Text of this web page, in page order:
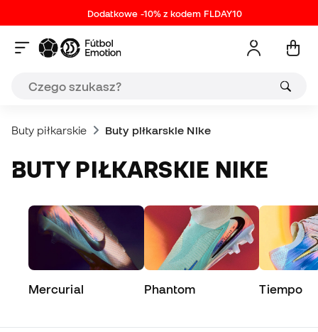
Dodatkowe -10% z kodem FLDAY10
Buty piłkarskie Buty piłkarskie Nike
BUTY PIŁKARSKIE NIKE
Mercurial Phantom Tiempo